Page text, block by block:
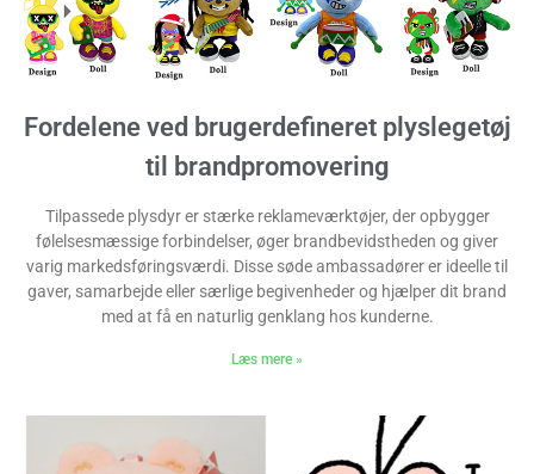
Fordelene ved brugerdefineret plyslegetøj
til brandpromovering
Tilpassede plysdyr er stærke reklameværktøjer, der opbygger
følelsesmæssige forbindelser, øger brandbevidstheden og giver
varig markedsføringsværdi. Disse søde ambassadører er ideelle til
gaver, samarbejde eller særlige begivenheder og hjælper dit brand
med at få en naturlig genklang hos kunderne.
Læs mere »